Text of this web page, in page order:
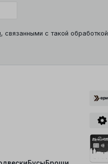
, связанными с такой обработкой